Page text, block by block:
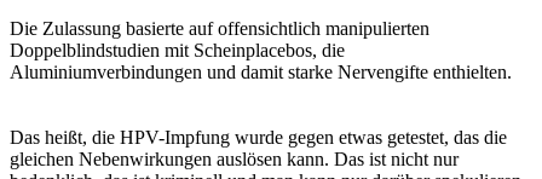
Die Zulassung basierte auf offensichtlich manipulierten
Doppelblindstudien mit Scheinplacebos, die
Aluminiumverbindungen und damit starke Nervengifte enthielten.
Das heißt, die HPV-Impfung wurde gegen etwas getestet, das die
gleichen Nebenwirkungen auslösen kann. Das ist nicht nur